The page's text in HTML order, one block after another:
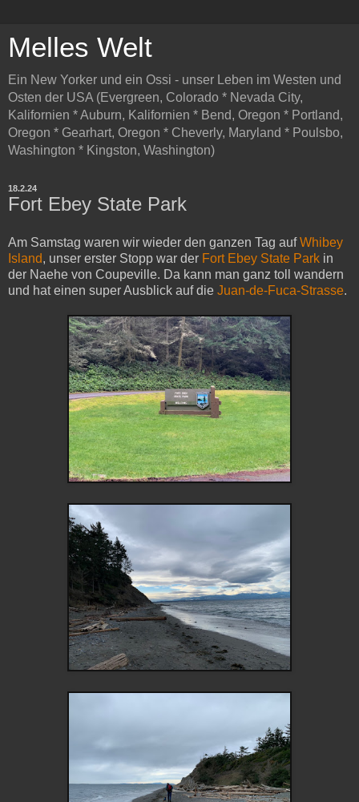
Melles Welt
Ein New Yorker und ein Ossi - unser Leben im Westen und
Osten der USA (Evergreen, Colorado * Nevada City,
Kalifornien * Auburn, Kalifornien * Bend, Oregon * Portland,
Oregon * Gearhart, Oregon * Cheverly, Maryland * Poulsbo,
Washington * Kingston, Washington)
18.2.24
Fort Ebey State Park
Am Samstag waren wir wieder den ganzen Tag aufWhibey
Island, unser erster Stopp war der Fort Ebey State Park in
der Naehe von Coupeville. Da kann man ganz toll wandern
und hat einen super Ausblick auf die Juan-de-Fuca-Strasse.